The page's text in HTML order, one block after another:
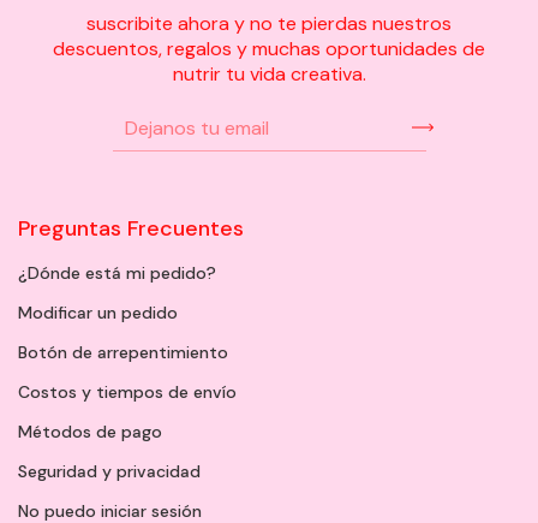
suscribite ahora y no te pierdas nuestros
descuentos, regalos y muchas oportunidades de
nutrir tu vida creativa.
Preguntas Frecuentes
¿Dónde está mi pedido?
Modificar un pedido
Botón de arrepentimiento
Costos y tiempos de envío
Métodos de pago
Seguridad y privacidad
No puedo iniciar sesión